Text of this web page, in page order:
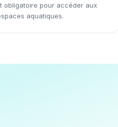
obligatoire pour accéder aux
aquatiques.